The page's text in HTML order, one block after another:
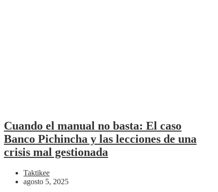
Cuando el manual no basta: El caso
Banco Pichincha y las lecciones de una
crisis mal gestionada
Taktikee
agosto 5, 2025